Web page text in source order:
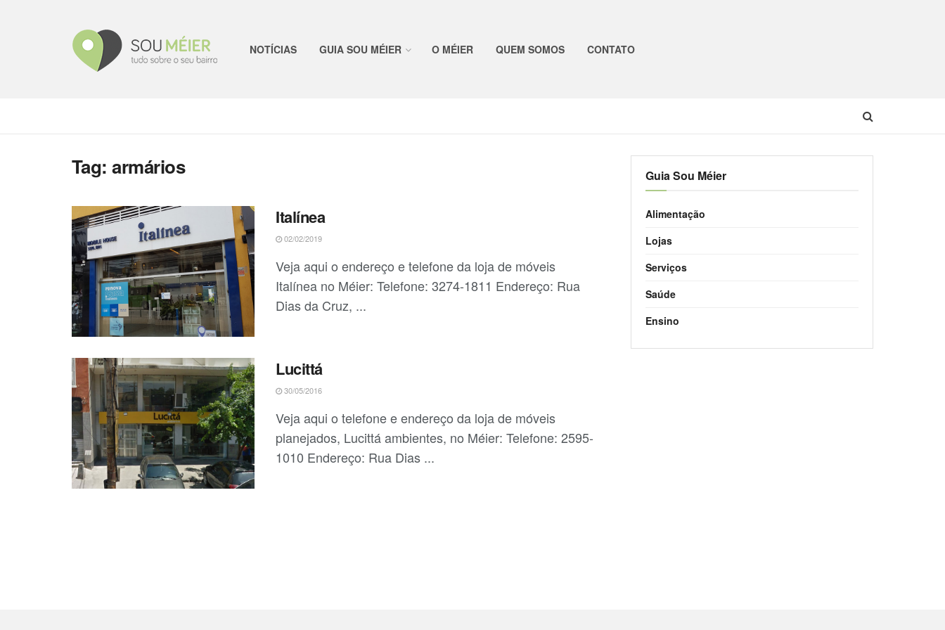
NOTÍCIAS GUIA SOU MÉIER O MÉIER QUEM SOMOS CONTATO
Tag:armários
Italínea
02/02/2019
Veja aqui o endereço e telefone da loja de móveis
Italínea no Méier: Telefone: 3274-1811 Endereço: Rua
Dias da Cruz, ...
Lucittá
30/05/2016
Veja aqui o telefone e endereço da loja de móveis
planejados, Lucittá ambientes, no Méier: Telefone: 2595-
1010 Endereço: Rua Dias ...
Guia Sou Méier
Alimentação
Lojas
Serviços
Saúde
Ensino